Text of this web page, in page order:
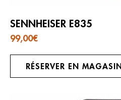
SENNHEISER E835
99,00€
RÉSERVER EN MAGASIN